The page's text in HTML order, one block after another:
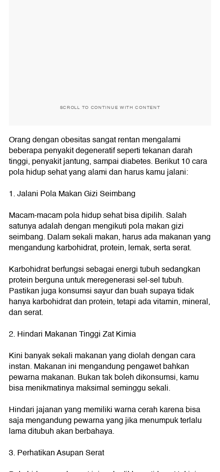
SCROLL TO CONTINUE WITH CONTENT
Orang dengan obesitas sangat rentan mengalami
beberapa penyakit degeneratif seperti tekanan darah
tinggi, penyakit jantung, sampai diabetes. Berikut 10 cara
pola hidup sehat yang alami dan harus kamu jalani:
1. Jalani Pola Makan Gizi Seimbang
Macam-macam pola hidup sehat bisa dipilih. Salah
satunya adalah dengan mengikuti pola makan gizi
seimbang. Dalam sekali makan, harus ada makanan yang
mengandung karbohidrat, protein, lemak, serta serat.
Karbohidrat berfungsi sebagai energi tubuh sedangkan
protein berguna untuk meregenerasi sel-sel tubuh.
Pastikan juga konsumsi sayur dan buah supaya tidak
hanya karbohidrat dan protein, tetapi ada vitamin, mineral,
dan serat.
2. Hindari Makanan Tinggi Zat Kimia
Kini banyak sekali makanan yang diolah dengan cara
instan. Makanan ini mengandung pengawet bahkan
pewarna makanan. Bukan tak boleh dikonsumsi, kamu
bisa menikmatinya maksimal seminggu sekali.
Hindari jajanan yang memiliki warna cerah karena bisa
saja mengandung pewarna yang jika menumpuk terlalu
lama ditubuh akan berbahaya.
3. Perhatikan Asupan Serat